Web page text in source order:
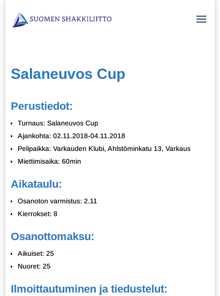
Salaneuvos Cup
Perustiedot:
Turnaus: Salaneuvos Cup
Ajankohta: 02.11.2018-04.11.2018
Pelipaikka: Varkauden Klubi, Ahlstöminkatu 13, Varkaus
Miettimisaika: 60min
Aikataulu:
Osanoton varmistus: 2.11
Kierrokset: 8
Osanottomaksu:
Aikuiset: 25
Nuoret: 25
Ilmoittautuminen ja tiedustelut: